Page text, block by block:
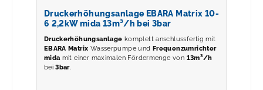
Druckerhöhungsanlage EBARA Matrix 10-
6 2,2kW mida 13m³/h bei 3bar
Druckerhöhungsanlage komplett anschlussfertig mit
EBARA Matrix Wasserpumpe und Frequenzumrichter
mida mit einer maximalen Fördermenge von 13m³/h
bei3bar.